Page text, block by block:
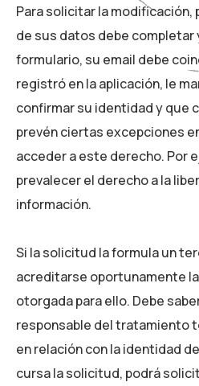
Para solicitar la
de sus datos debe completar
formulario, su email debe
registró en la aplicación, le
confirmar su identidad y que
prevén ciertas excepciones
acceder a este derecho. Por
prevalecer el derecho a la
información.
Si la solicitud la formula un
acreditarse oportunamente
otorgada para ello. Debe
responsable del tratamiento
en relación con la identidad
cursa la solicitud, podrá